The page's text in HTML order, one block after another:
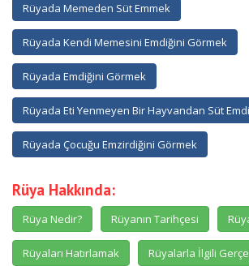
Rüyada Memeden Süt Emmek
Rüyada Kendi Memesini Emdiğini Görmek
Rüyada Emdiğini Görmek
Rüyada Eti Yenmeyen Bir Hayvandan Süt
Rüyada Çocuğu Emzirdiğini Görmek
Rüya Hakkında:
Rüya Nedir? Rüyanın Tarihçesi
Rüyaları Hatırlamak Rüyalarla İlgili